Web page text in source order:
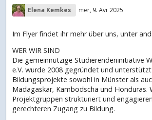
Elena Kemkes mer, 9. Avr 2025
Im Flyer findet ihr mehr über uns, unter
WER WIR SIND
Die gemeinnützige Studierendeninitiative
e.V. wurde 2008 gegründet und unterstützt
Bildungsprojekte sowohl in Münster als
Madagaskar, Kambodscha und Honduras.
Projektgruppen strukturiert und
gerechteren Zugang zu Bildung.